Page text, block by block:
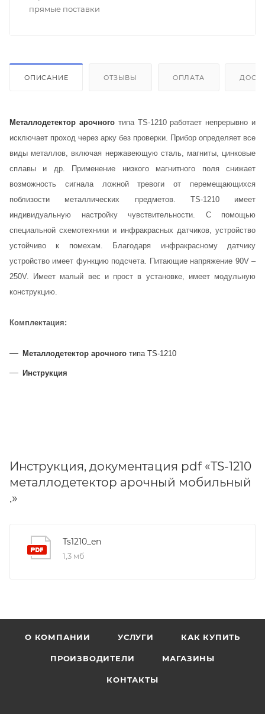
прямые поставки
ОПИСАНИЕ ОТЗЫВЫ ОПЛАТА
Металлодетектор арочноготипа TS-1210 работает непрерывно и
исключает проход через арку без проверки. Прибор определяет все
виды металлов, включая нержавеющую сталь, магниты, цинковые
сплавы и др. Применение низкого магнитного поля снижает
возможность сигнала ложной тревоги от перемещающихся
поблизости металлических предметов. TS-1210 имеет
индивидуальную настройку чувствительности. С помощью
специальной схемотехники и инфракрасных датчиков, устройство
устойчиво к помехам. Благодаря инфракрасному датчику
устройство имеет функцию подсчета. Питающие напряжение 90V –
250V. Имеет малый вес и прост в установке, имеет модульную
конструкцию.
Комплектация:
Металлодетектор арочного типа TS-1210
Инструкция
Инструкция, документация pdf «TS-1210
металлодетектор арочный мобильный
.»
Ts1210_en
1,3 мб
О КОМПАНИИ УСЛУГИ КАК КУПИТЬ
ПРОИЗВОДИТЕЛИ МАГАЗИНЫ
КОНТАКТЫ